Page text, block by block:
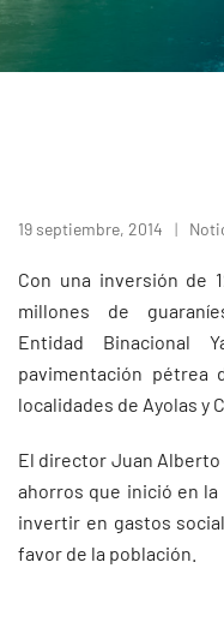
19 septiembre, 2014
Con una inversión de
millones de
Entidad Binacional
pavimentación
localidades de Ayolas y
El director Juan
ahorros que inició en
invertir en gastos
favor de la población.